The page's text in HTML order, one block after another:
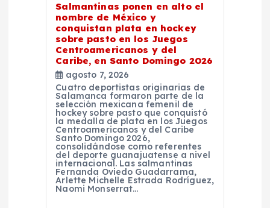
Salmantinas ponen en alto el
nombre de México y
conquistan plata en hockey
sobre pasto en los Juegos
Centroamericanos y del
Caribe, en Santo Domingo 2026
agosto 7, 2026
Cuatro deportistas originarias de
Salamanca formaron parte de la
selección mexicana femenil de
hockey sobre pasto que conquistó
la medalla de plata en los Juegos
Centroamericanos y del Caribe
Santo Domingo 2026,
consolidándose como referentes
del deporte guanajuatense a nivel
internacional. Las salmantinas
Fernanda Oviedo Guadarrama,
Arlette Michelle Estrada Rodríguez,
Naomi Monserrat…